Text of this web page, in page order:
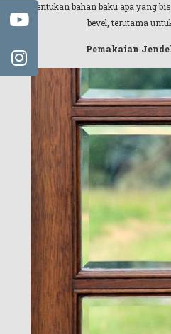
menentukan bahan baku apa yang
bevel, terutama
Pemakaian